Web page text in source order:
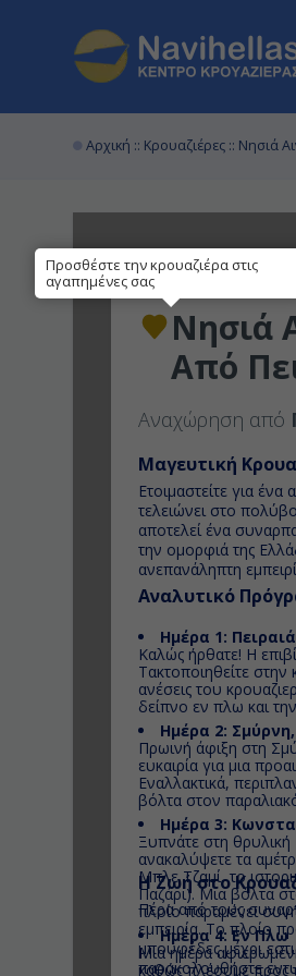
Αρχική :: Κρουαζιέρες :: Νησιά
8ΉΜΕΡΗ
Νησιά
Από
Αναχώρηση από
Μαγευτική
Ετοιμαστείτε για ένα
τελειώνει στο
αποτελεί ένα
την ομορφιά της
ανεπανάληπτη
Αναλυτικό
Ημέρα 1:
Καλώς ήρθατε! Η
Τακτοποιηθείτε στην
ανέσεις του
δείπνο εν πλω και
Ημέρα 2:
Πρωινή άφιξη στη
ευκαιρία για μια
Εναλλακτικά,
βόλτα στον
Ημέρα 3:
Ξυπνάτε στη
ανακαλύψετε τα
Μπλε Τζαμί, το
Παζάρι). Μια βόλτα
πλοίο παραμένει
Ημέρα 4:Εν Πλω
Μια ημέρα
καθώς πλέουμε προς
Η Ζωή στο
Πέρα από τους
εμπειρία. Το πλοίο
μπουφέδες μέχρι
παρακολουθήστε
Προσθέστε την κρουαζιέρα στις
αγαπημένες σας